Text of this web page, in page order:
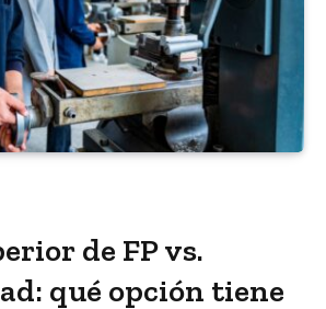
de FP vs.
qué opción tiene